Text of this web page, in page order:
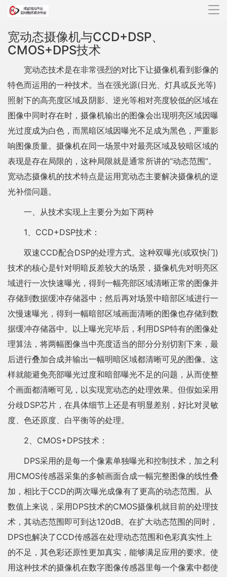
导
宽动态摄像机与CCD+DSP、
CMOS+DPS技术
宽动态技术是在非常强烈的对比下让摄像机看到影像的
特色而运用的一种技术。当在强光源(日光、灯具或反光等)
照射下的高亮度区域及阴影、逆光等相对亮度较低的区域在
图像中同时存在时，摄像机输出的图像会出现明亮区域因曝
光过度成为白色，而黑暗区域因曝光不足成为黑色，严重影
响图像质量。摄像机在同一场景中对最亮区域及较暗区域的
表现是存在局限的，这种局限就是通常所讲的“动态范围”。
宽动态摄像机的技术特点是运用宽动态主要解决摄像机的逆
光补偿问题。
一、从技术实现上主要分为如下两种
1、CCD+DSP技术：
双速CCD配合DSP的处理方式。这种双曝光(或双快门)
技术的核心是针对明暗反差较大的场景，摄像机先对明亮区
域进行一次快速曝光，得到一幅亮部区域清晰正常的图像并
存储到数据缓冲存储器中；然后再对场景中暗部区域进行一
次慢速曝光，得到一幅暗部区域画面清晰的图像也存储到数
据缓冲存储器中。以上曝光完毕后，利用DSP特有的图像处
理算法，将两幅图像当中亮度适当的部分分别切割下来，最
后进行叠加合成并输出一幅明暗区域都清晰可见的图像。这
样就能避免亮部曝光过度和暗部曝光不足的问题，从而使整
个画面都清晰可见，以实现宽动态的处理效果。但假如采用
分歧DSP芯片，在具体细节上还是有明显差别，好比对灵敏
度、色还原度、白平衡等的处理。
2、CMOS+DPS技术：
DPS采用的是每一个像素单独曝光和控制技术，加之利
用CMOS传感器采集的多帧画面合成一幅完整图像的线性叠
加，相比于CCD的两次曝光成像有了更高的动态范围。从
数值上来说，采用DPS技术的CMOS摄像机就目前的处理技
术，其动态范围即可到达120dB。在扩大动态范围的同时，
DPS也解决了CCD传感器在处理动态范围和色彩真实性上
的不足，其色彩还原性更加真实，能够满足应用的要求。使
用这种技术的摄像机在数字图像传感器里每一个像素中都使